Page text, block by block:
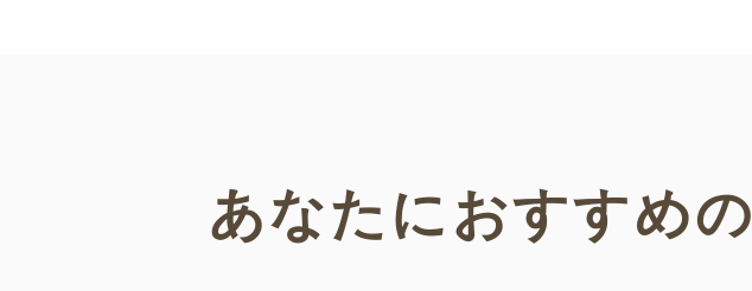
あなたにおすすめの